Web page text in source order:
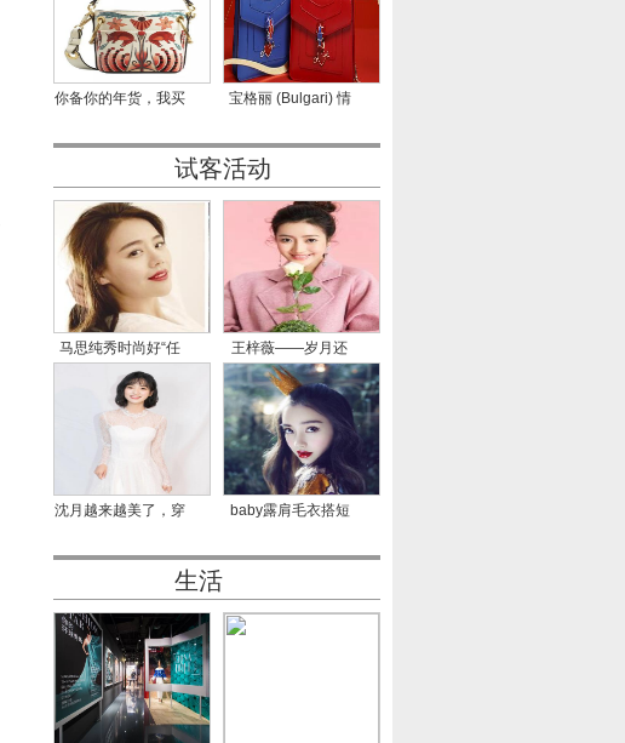
你备你的年货，我买
宝格丽 (Bulgari) 情
试客活动
马思纯秀时尚好“任
性”
王梓薇——岁月还
长，不
沈月越来越美了，穿
baby露肩毛衣搭短
生活